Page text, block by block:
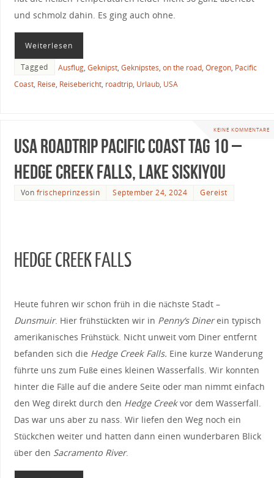
und schmolz dahin. Es ging auch ohne.
Weiterlesen
Tagged Ausflug, Geknipst, Geknipstes, on the road, Oregon, Pacific
Coast, Reise, Reisebericht, roadtrip, Urlaub, USA
KEINE KOMMENTARE
USA Roadtrip Pacific Coast Tag 10 –
Hedge Creek Falls, Lake Siskiyou
Von frischeprinzessin September 24, 2024 Gereist
HEDGE CREEK FALLS
Heute fuhren wir schon früh in die nächste Stadt –
Dunsmuir. Hier frühstückten wir in Penny‘s Dinerein typisch
amerikanisches Frühstück. Nicht unweit vom Diner entfernt
befanden sich die Hedge Creek Falls. Eine kurze Wanderung
führte uns zum Fuße eines kleinen Wasserfalls. Wir konnten
hinter die Fälle auf die andere Seite oder man nimmt einfach
den Weg direkt durch den Hedge Creekvor dem Wasserfall.
Das war uns aber zu nass. Wir liefen den Weg noch ein
Stückchen weiter und hatten dann einen wunderbaren Blick
über den Sacramento River.